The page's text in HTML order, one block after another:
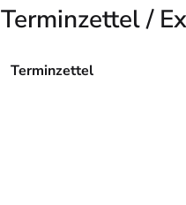
Terminzettel /
Terminzettel